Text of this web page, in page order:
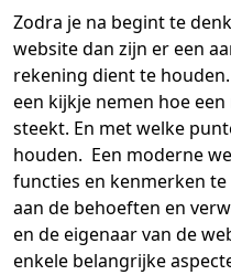
Zodra je na begint te
website dan zijn er een
rekening dient te
een kijkje nemen hoe
steekt. En met welke
houden. Een moderne
functies en kenmerken
aan de behoeften en
en de eigenaar van de
enkele belangrijke